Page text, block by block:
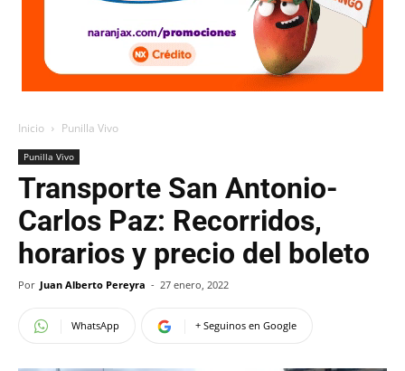
Inicio Punilla Vivo
Punilla Vivo
Transporte San Antonio-
Carlos Paz: Recorridos,
horarios y precio del boleto
Por Juan Alberto Pereyra - 27 enero, 2022
WhatsApp + Seguinos en Google